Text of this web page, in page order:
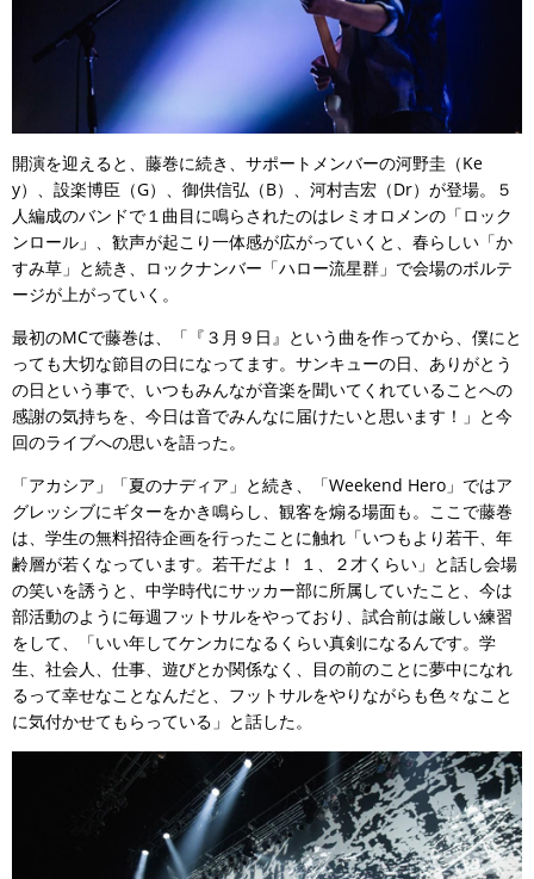
開演を迎えると、藤巻に続き、サポートメンバーの河野圭（Ke
y）、設楽博臣（G）、御供信弘（B）、河村吉宏（Dr）が登場。５
人編成のバンドで１曲目に鳴らされたのはレミオロメンの「ロック
ンロール」、歓声が起こり一体感が広がっていくと、春らしい「か
すみ草」と続き、ロックナンバー「ハロー流星群」で会場のボルテ
ージが上がっていく。
最初のMCで藤巻は、「『３月９日』という曲を作ってから、僕にと
っても大切な節目の日になってます。サンキューの日、ありがとう
の日という事で、いつもみんなが音楽を聞いてくれていることへの
感謝の気持ちを、今日は音でみんなに届けたいと思います！」と今
回のライブへの思いを語った。
「アカシア」「夏のナディア」と続き、「Weekend Hero」ではア
グレッシブにギターをかき鳴らし、観客を煽る場面も。ここで藤巻
は、学生の無料招待企画を行ったことに触れ「いつもより若干、年
齢層が若くなっています。若干だよ！ １、２才くらい」と話し会場
の笑いを誘うと、中学時代にサッカー部に所属していたこと、今は
部活動のように毎週フットサルをやっており、試合前は厳しい練習
をして、「いい年してケンカになるくらい真剣になるんです。学
生、社会人、仕事、遊びとか関係なく、目の前のことに夢中になれ
るって幸せなことなんだと、フットサルをやりながらも色々なこと
に気付かせてもらっている」と話した。